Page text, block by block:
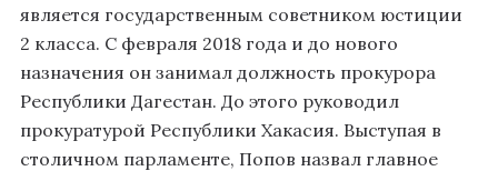
является государственным советником юстиции
2 класса. С февраля 2018 года и до нового
назначения он занимал должность прокурора
Республики Дагестан. До этого руководил
прокуратурой Республики Хакасия. Выступая в
столичном парламенте, Попов назвал главное